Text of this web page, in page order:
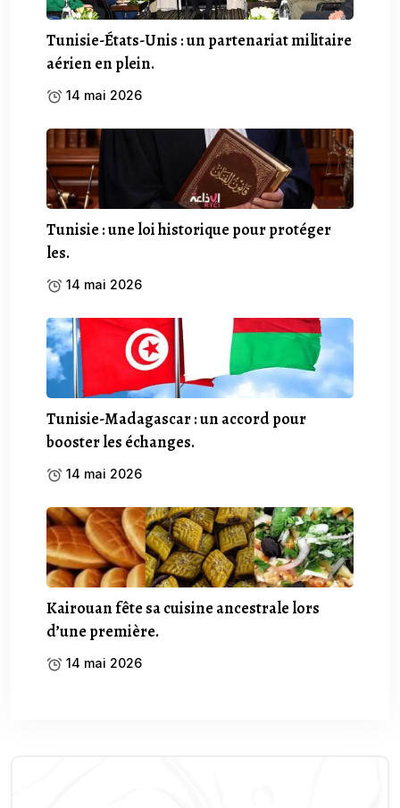
Tunisie-États-Unis : un partenariat militaire
aérien en plein.
14 mai 2026
Tunisie : une loi historique pour protéger
les.
14 mai 2026
Tunisie-Madagascar : un accord pour
booster les échanges.
14 mai 2026
Kairouan fête sa cuisine ancestrale lors
d’une première.
14 mai 2026